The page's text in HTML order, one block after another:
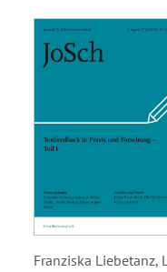
Franziska Liebetanz,